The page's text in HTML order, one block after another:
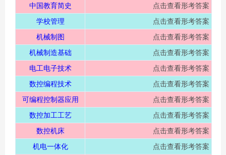
中国教育简史
点击查看形考答案
学校管理
点击查看形考答案
机械制图
点击查看形考答案
机械制造基础
点击查看形考答案
电工电子技术
点击查看形考答案
数控编程技术
点击查看形考答案
可编程控制器应用
点击查看形考答案
数控加工工艺
点击查看形考答案
数控机床
点击查看形考答案
机电一体化
点击查看形考答案